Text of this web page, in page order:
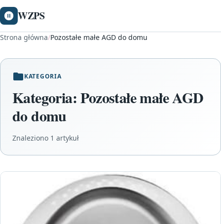
WZPS
Strona główna/Pozostałe małe AGD do domu
KATEGORIA
Kategoria:Pozostałe małe AGD
do domu
Znaleziono 1 artykuł